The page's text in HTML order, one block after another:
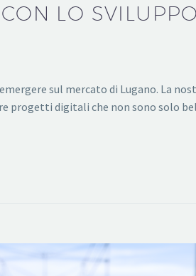
LO
sul mercato di Lugano. La
progetti digitali che non sono solo